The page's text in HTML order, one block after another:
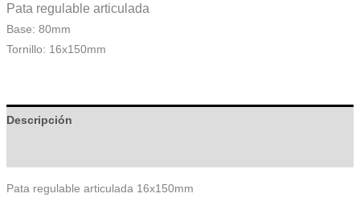
Pata regulable articulada
Base: 80mm
Tornillo: 16x150mm
Descripción
Pata regulable articulada 16x150mm